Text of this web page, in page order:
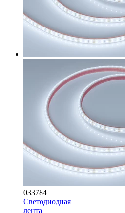
033784
Светодиодная
лента